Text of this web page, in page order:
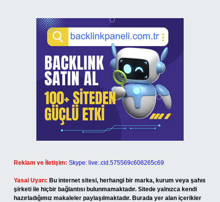
Reklam ve İletişim: Skype: live:.cid.575569c608265c69
Yasal Uyarı: Bu internet sitesi, herhangi bir marka, kurum veya şahıs
şirketi ile hiçbir bağlantısı bulunmamaktadır. Sitede yalnızca kendi
hazırladığımız makaleler paylaşılmaktadır. Burada yer alan içerikler